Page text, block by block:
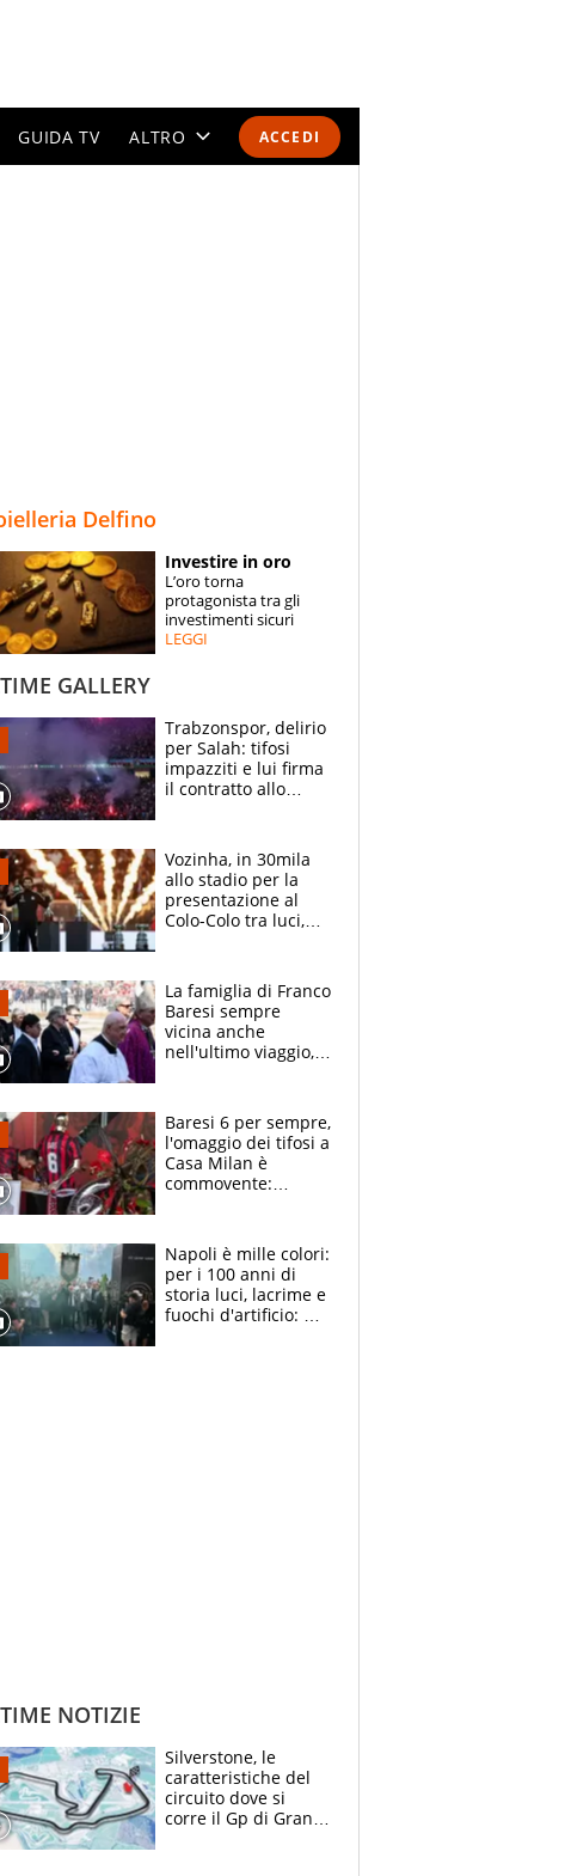
ACCEDI
GUIDA TV ALTRO
SPECIALI
ESPERTI
Delfino
Investire in oro
L’oro torna
protagonista tra gli
investimenti sicuri
LEGGI
GALLERY
Trabzonspor, delirio
per Salah: tifosi
impazziti e lui firma
il contratto allo
Vozinha, in 30mila
allo stadio per la
presentazione al
Colo-Colo tra luci,
La famiglia di Franco
Baresi sempre
vicina anche
nell'ultimo viaggio,
circondati
dall'affetto dei tifosi
Baresi 6 per sempre,
l'omaggio dei tifosi a
Casa Milan è
commovente:
bigliettini
Napoli è mille colori:
per i 100 anni di
storia luci, lacrime e
fuochi d'artificio: De
NOTIZIE
Silverstone, le
caratteristiche del
circuito dove si
corre il Gp di Gran